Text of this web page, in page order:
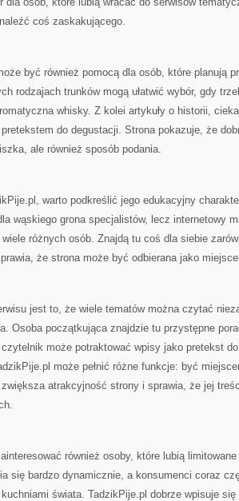
coś zaskakującego.
być również pomocą dla osób, które planują
rodzajach trunków mogą ułatwić wybór, gdy
whisky. Z kolei artykuły o historii,
do degustacji. Strona pokazuje, że
ale również sposób podania.
warto podkreślić jego edukacyjny
wąskiego grona specjalistów, lecz internetowy
różnych osób. Znajdą tu coś dla siebie
że strona może być odbierana jako
jest to, że wiele tematów można czytać
Osoba początkująca znajdzie tu przystępne
może potraktować wpisy jako pretekst
może pełnić różne funkcje: być
atrakcyjność strony i sprawia, że jej
również osoby, które lubią
się bardzo dynamicznie, a konsumenci coraz
świata. TadzikPije.pl dobrze wpisuje